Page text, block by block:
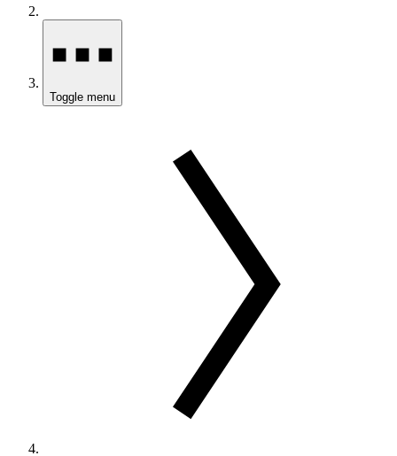
Toggle menu